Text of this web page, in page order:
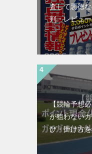
査して悪徳
判・レビュー
【競輪予想
が狙わない
び・掛け方